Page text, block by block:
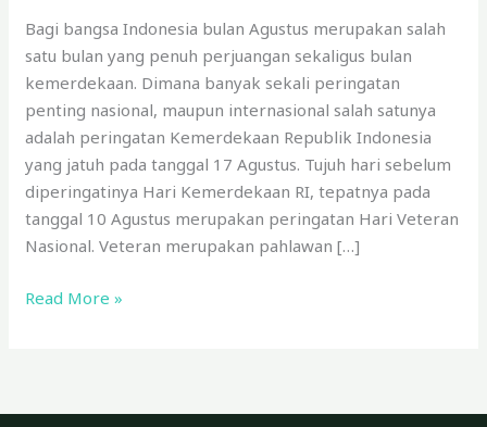
Bagi bangsa Indonesia bulan Agustus merupakan salah
satu bulan yang penuh perjuangan sekaligus bulan
kemerdekaan. Dimana banyak sekali peringatan
penting nasional, maupun internasional salah satunya
adalah peringatan Kemerdekaan Republik Indonesia
yang jatuh pada tanggal 17 Agustus. Tujuh hari sebelum
diperingatinya Hari Kemerdekaan RI, tepatnya pada
tanggal 10 Agustus merupakan peringatan Hari Veteran
Nasional. Veteran merupakan pahlawan […]
Read More »